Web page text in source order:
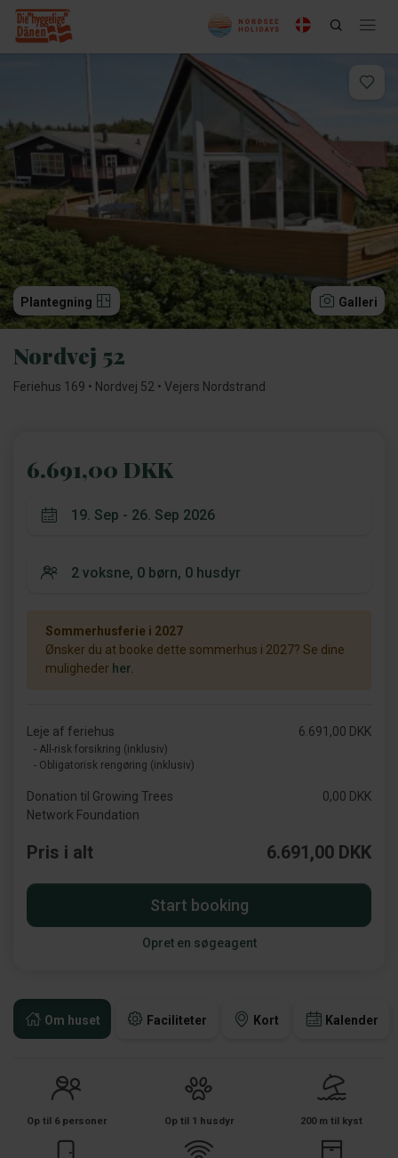
Plantegning Galleri
Nordvej 52
Feriehus 169 • Nordvej 52 • Vejers Nordstrand
Om huset Faciliteter Kort Kalender
Op til 6 personer Op til 1 husdyr 200 m til kyst
6.691,00 DKK
Sommerhusferie i 2027
Ønsker du at booke dette sommerhus i 2027? Se dine
muligheder her.
Leje af feriehus
- All-risk forsikring (inklusiv)
- Obligatorisk rengøring (inklusiv)
6.691,00 DKK
Donation til Growing Trees
Network Foundation
0,00 DKK
Pris i alt 6.691,00 DKK
Start booking
Opret en søgeagent